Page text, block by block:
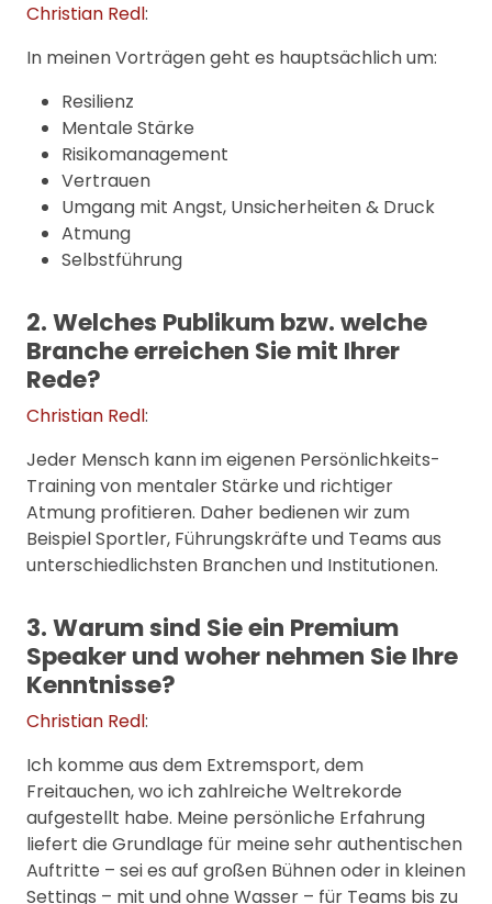
Christian Redl:
In meinen Vorträgen geht es hauptsächlich um:
Resilienz
Mentale Stärke
Risikomanagement
Vertrauen
Umgang mit Angst, Unsicherheiten & Druck
Atmung
Selbstführung
2. Welches Publikum bzw. welche
Branche erreichen Sie mit Ihrer
Rede?
Christian Redl:
Jeder Mensch kann im eigenen Persönlichkeits-
Training von mentaler Stärke und richtiger
Atmung profitieren. Daher bedienen wir zum
Beispiel Sportler, Führungskräfte und Teams aus
unterschiedlichsten Branchen und Institutionen.
3. Warum sind Sie ein Premium
Speaker und woher nehmen Sie Ihre
Kenntnisse?
Christian Redl:
Ich komme aus dem Extremsport, dem
Freitauchen, wo ich zahlreiche Weltrekorde
aufgestellt habe. Meine persönliche Erfahrung
liefert die Grundlage für meine sehr authentischen
Auftritte – sei es auf großen Bühnen oder in kleinen
Settings – mit und ohne Wasser – für Teams bis zu